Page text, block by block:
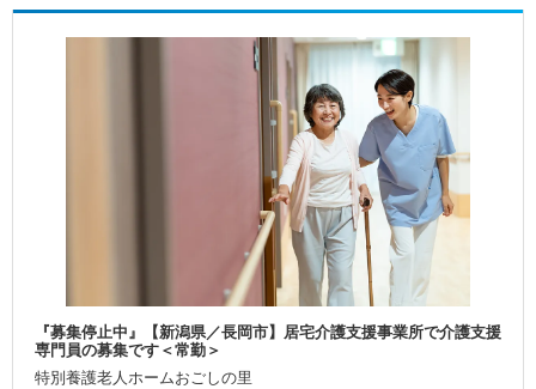
『募集停止中』【新潟県／長岡市】居宅介護支援事業所で介護支援
専門員の募集です＜常勤＞
特別養護老人ホームおごしの里